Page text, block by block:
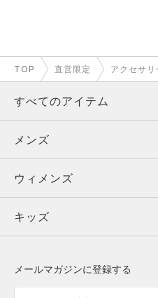
TOP 直営限定 アクセサリ
すべてのアイテム
メンズ
ウィメンズ
キッズ
メンズ
トップス
ボトムス
ウィメンズ
トップス
キッズ
メールマガジンに登録する